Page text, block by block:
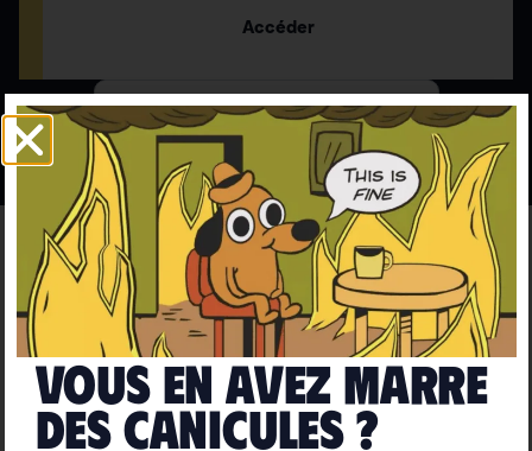
Accéder
Accéder aux parcours thématiques
L'INFOGRAPHIE À LA UNE
Vous en avez marre
deS caniculeS ?